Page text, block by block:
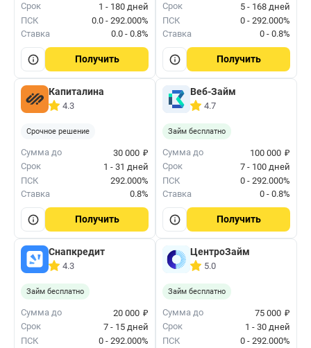
Срок
1 - 180 дней
ПСК
0.0 - 292.000%
Ставка
0.0 - 0.8%
Получить
Срок
5 - 168 дней
ПСК
0 - 292.000%
Ставка
0 - 0.8%
Получить
Капиталина
4.3
Срочное решение
Сумма до 30 000 ₽
Срок
1 - 31 дней
ПСК
292.000%
Ставка
0.8%
Получить
Веб-Займ
4.7
Займ бесплатно
Сумма до 100 000 ₽
Срок
7 - 100 дней
ПСК
0 - 292.000%
Ставка
0 - 0.8%
Получить
Снапкредит
4.3
Займ бесплатно
Сумма до 20 000 ₽
Срок
7 - 15 дней
ПСК
0 - 292.000%
ЦентроЗайм
5.0
Займ бесплатно
Сумма до 75 000 ₽
Срок
1 - 30 дней
ПСК
0 - 292.000%